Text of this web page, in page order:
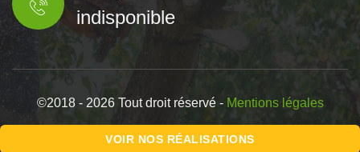
indisponible
©2018 - 2026 Tout droit réservé - Mentions légales
VOIR NOS RÉALISATIONS